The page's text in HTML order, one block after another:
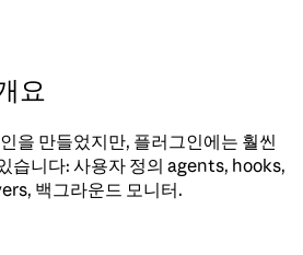
요
을 만들었지만, 플러그인에는 훨씬
습니다: 사용자 정의 agents, hooks,
백그라운드 모니터.